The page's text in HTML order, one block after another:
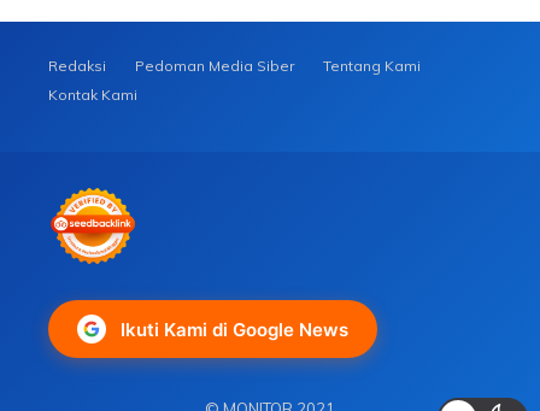
Redaksi Pedoman Media Siber
Tentang Kami
Kontak Kami
Ikuti Kami di Google News